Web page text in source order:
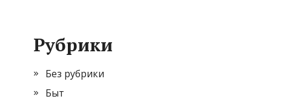
Рубрики
Без рубрики
Быт